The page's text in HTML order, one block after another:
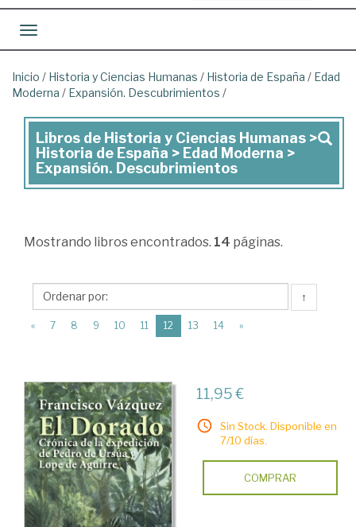
Toggle navigation
Inicio / Historia y Ciencias Humanas / Historia de España / Edad
Moderna / Expansión. Descubrimientos /
Libros
de
Historia
Ciencias
>
Historia
>
Edad
Moderna
>
Expansión.
Descubrimientos
Libros de Historia y Ciencias Humanas >
Historia de España > Edad Moderna >
Expansión. Descubrimientos
Mostrando libros encontrados. 14 páginas.
↑
« 7 8 9 10 11 12 (current)
13 14 »
11,95 €
Sin Stock. Disponible en
7/10 días.
COMPRAR